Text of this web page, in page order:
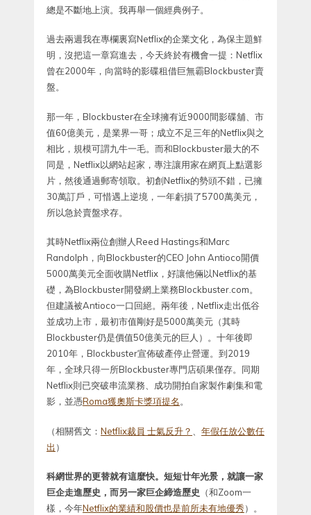
總是不斷地上演。我再舉一個經典例子。
過去兩週我在專欄裏寫Netflix的企業文化，為保主題鮮
明，沒把這一章寫進去，今天終於有機會一提：Netflix
曾在2000年，向當時的影碟租借巨無霸Blockbuster賣
盤。
那一年，Blockbuster在全球擁有近9000間影碟舖、市
值60億美元，是業界一哥；成立不足三年的Netflix與之
相比，規模可謂九牛一毛。而和Blockbuster最大的不
同是，Netflix以網站起家，專注讓用家在網頁上點選影
片，然後通過郵寄領取。初創Netflix的勢頭不錯，已擁
30萬訂戶，可惜遇上逆境，一年虧損了5700萬美元，
所以急於賣盤求存。
其時Netflix兩位創辦人Reed Hastings和Marc
Randolph，向Blockbuster的CEO John Antioco開價
5000萬美元全面收購Netflix，好讓他倆以Netflix的基
礎，為Blockbuster開發網上業務Blockbuster.com。
但建議被Antioco一口回絕。兩年後，Netflix走出低谷
並成功上市，最初市值剛好是5000萬美元（其時
Blockbuster仍是價值50億美元的巨人）。十年後即
2010年，Blockbuster宣佈破產停止營運。到2019
年，全球只得一所Blockbuster專門店碩果僅存。同期
Netflix則已突破串流業務、成功開拍自家製作劇集和電
影，並憑Roma獲奧斯卡獎項提名 。
（相關舊文： Netflix裁員 士氣反升？
年假任放公數任
出 ）
科網世界的更替就有這麼快。短短廿年光景，就讓一家
巨企走進歷史，而另一家巨企締造歷史 （和Zoom一
樣，今年Netflix的業績和股價也是前所未有地優秀）。